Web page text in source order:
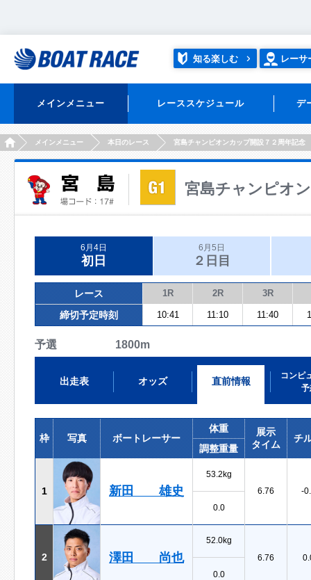
知る楽しむ レーサ
メインメニュー レーススケジュール デ
HOMEメインメニュー 本日のレース 宮島チャンピオンカップ開設７２周年記念
宮島チャンピオ
6月4日
初日
6月5日
２日目
レース 1R 2R 3R
締切予定時刻 10:41 11:10 11:40
予選 1800m
出走表 オッズ 直前情報
コンピ
予
枠 写真 ボートレーサー
体重
展示
タイム
チ
調整重量
1 新田 雄史
53.2kg
6.76
-
0.0
2 澤田 尚也
52.0kg
6.76
0.0